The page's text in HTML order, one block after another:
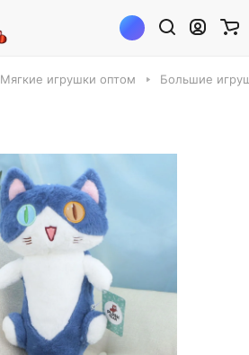
Мягкие игрушки оптом Большие